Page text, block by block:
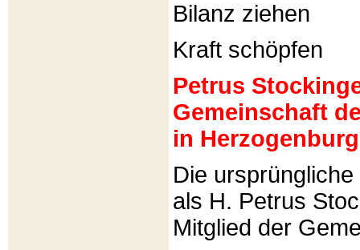
Bilanz ziehen
Kraft schöpfen
Petrus
Gemeinschaft
in
Die
als H. Petrus
Mitglied der